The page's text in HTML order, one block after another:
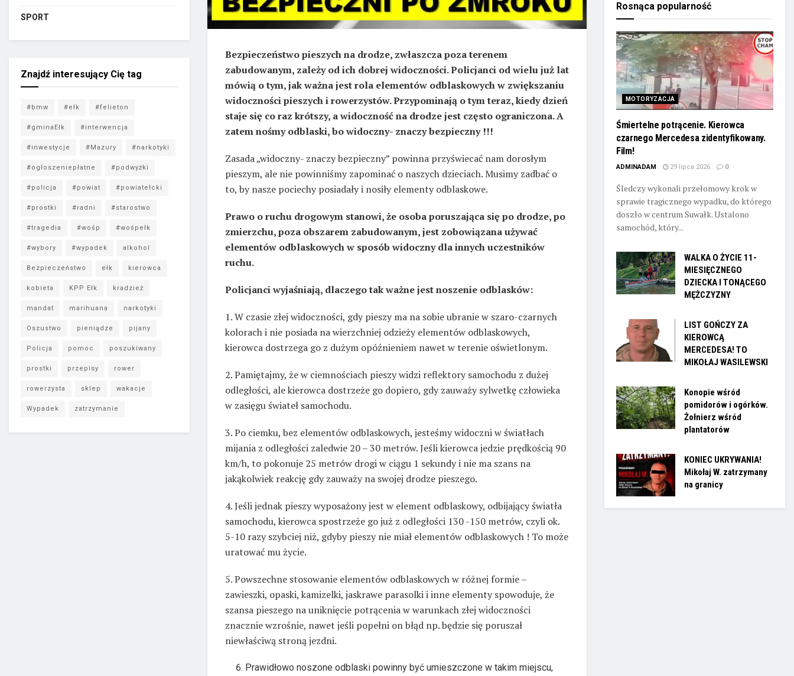
Bezpieczeństwo pieszych na drodze, zwłaszcza poza terenem
zabudowanym, zależy od ich dobrej widoczności. Policjanci od wielu już lat
mówią o tym, jak ważna jest rola elementów odblaskowych w zwiększaniu
widoczności pieszych i rowerzystów. Przypominają o tym teraz, kiedy dzień
staje się co raz krótszy, a widoczność na drodze jest często ograniczona. A
zatem nośmy odblaski, bo widoczny- znaczy bezpieczny !!!
Zasada „widoczny- znaczy bezpieczny” powinna przyświecać nam dorosłym
pieszym, ale nie powinniśmy zapominać o naszych dzieciach. Musimy zadbać o
to, by nasze pociechy posiadały i nosiły elementy odblaskowe.
Prawo o ruchu drogowym stanowi, że osoba poruszająca się po drodze, po
zmierzchu, poza obszarem zabudowanym, jest zobowiązana używać
elementów odblaskowych w sposób widoczny dla innych uczestników
ruchu.
Policjanci wyjaśniają, dlaczego tak ważne jest noszenie odblasków:
1. W czasie złej widoczności, gdy pieszy ma na sobie ubranie w szaro-czarnych
kolorach i nie posiada na wierzchniej odzieży elementów odblaskowych,
kierowca dostrzega go z dużym opóźnieniem nawet w terenie oświetlonym.
2. Pamiętajmy, że w ciemnościach pieszy widzi reflektory samochodu z dużej
odległości, ale kierowca dostrzeże go dopiero, gdy zauważy sylwetkę człowieka
w zasięgu świateł samochodu.
3. Po ciemku, bez elementów odblaskowych, jesteśmy widoczni w światłach
mijania z odległości zaledwie 20 – 30 metrów. Jeśli kierowca jedzie prędkością 90
km/h, to pokonuje 25 metrów drogi w ciągu 1 sekundy i nie ma szans na
jakąkolwiek reakcję gdy zauważy na swojej drodze pieszego.
4. Jeśli jednak pieszy wyposażony jest w element odblaskowy, odbijający światła
samochodu, kierowca spostrzeże go już z odległości 130 -150 metrów, czyli ok.
5-10 razy szybciej niż, gdyby pieszy nie miał elementów odblaskowych ! To może
uratować mu życie.
5. Powszechne stosowanie elementów odblaskowych w różnej formie –
zawieszki, opaski, kamizelki, jaskrawe parasolki i inne elementy spowoduje, że
szansa pieszego na uniknięcie potrącenia w warunkach złej widoczności
znacznie wzrośnie, nawet jeśli popełni on błąd np. będzie się poruszał
niewłaściwą stroną jezdni.
Prawidłowo noszone odblaski powinny być umieszczone w takim miejscu,
SPORT
Znajdź interesujący Cię tag
#bmw #ełk #felieton
#gminaEłk #interwencja
#inwestycje #Mazury #narkotyki
#ogłoszeniepłatne #podwyżki
#policja #powiat #powiatełcki
#prostki #radni #starostwo
#tragedia #wośp #wośpełk
#wybory #wypadek alkohol
Bezpieczeństwo ełk kierowca
kobieta KPP Ełk kradzież
mandat marihuana narkotyki
Oszustwo pieniądze pijany
Policja pomoc poszukiwany
prostki przepisy rower
rowerzysta sklep wakacje
Wypadek zatrzymanie
Rosnąca popularność
MOTORYZACJA
Śmiertelne potrącenie. Kierowca
czarnego Mercedesa zidentyfikowany.
Film!
ADMINADAM 29 lipca 2026 0
Śledczy wykonali przełomowy krok w
sprawie tragicznego wypadku, do którego
doszło w centrum Suwałk. Ustalono
samochód, który...
WALKA O ŻYCIE 11-
MIESIĘCZNEGO
DZIECKA I TONĄCEGO
MĘŻCZYZNY
LIST GOŃCZY ZA
KIEROWCĄ
MERCEDESA! TO
MIKOŁAJ WASILEWSKI
Konopie wśród
pomidorów i ogórków.
Żołnierz wśród
plantatorów
KONIEC UKRYWANIA!
Mikołaj W. zatrzymany
na granicy